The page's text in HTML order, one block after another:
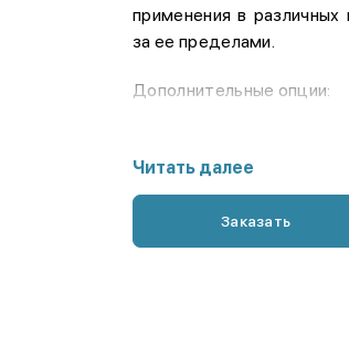
применения в
за ее пределами.
Дополнительные опции:
удлинитель,
фонарик
Читать далее
Заказать